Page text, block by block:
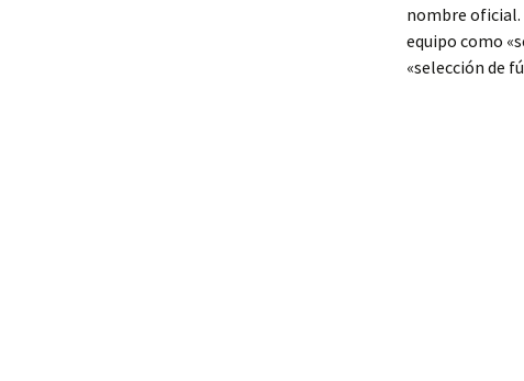
nombre oficial.
equipo como
«selección de